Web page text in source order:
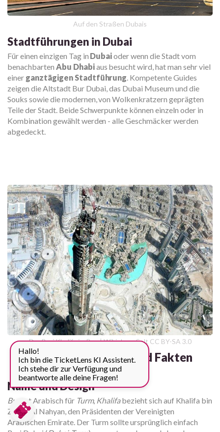
Auf den Straßen Dubais
Stadtführungen in Dubai
Für einen einzigen Tag in Dubaioder wenn die Stadt vom
benachbarten Abu Dhabiaus besucht wird, hat man sehr viel
einer ganztägigen Stadtführung . Kompetente Guides
zeigen die Altstadt Bur Dubai, das Dubai Museum und die
Souks sowie die modernen, von Wolkenkratzern geprägten
Teile der Stadt. Beide Schwerpunkte können einzeln oder in
Kombination gewählt werden - alle Geschmäcker werden
abgedeckt.
Der Burj Khalifa im Bau | Wiki: Imre Solt CC BY-SA 3.0
Burj Khalifa: Daten und Fakten
Name und Design
Burj ist Arabisch für Turm, Khalifabezieht sich auf Khalifa bin
Zayed Al Nahyan, den Präsidenten der Vereinigten
Arabischen Emirate. Der Turm sollte ursprünglich einfach
Hallo!
Ich bin die TicketLens KI Assistent.
Ich stehe dir zur Verfügung und
beantworte alle deine Fragen!